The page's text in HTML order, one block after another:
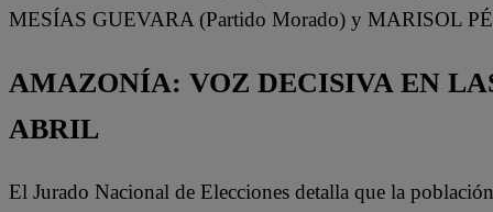
MESÍAS GUEVARA (Partido Morado) y MARISOL
AMAZONÍA: VOZ DECISIVA EN
ABRIL
El Jurado Nacional de Elecciones detalla que la